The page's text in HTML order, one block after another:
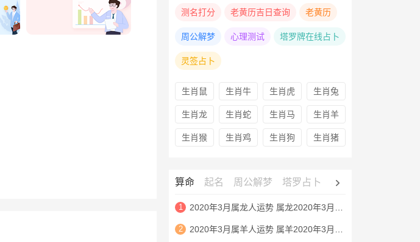
测名打分 老黄历吉日查询 老黄历
周公解梦 心理测试 塔罗牌在线占卜
灵签占卜
生肖鼠 生肖牛 生肖虎 生肖兔
生肖龙 生肖蛇 生肖马 生肖羊
生肖猴 生肖鸡 生肖狗 生肖猪
算命 起名 周公解梦 塔罗占卜 心理测试
1 2020年3月属龙人运势 属龙2020年3月运程
2 2020年3月属羊人运势 属羊2020年3月运程